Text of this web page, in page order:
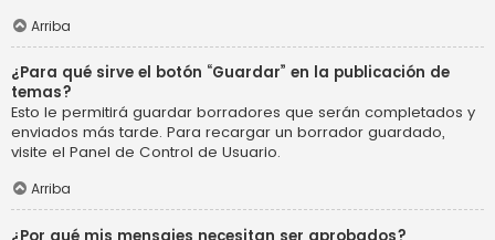
Arriba
¿Para qué sirve el botón “Guardar” en la publicación de
temas?
Esto le permitirá guardar borradores que serán completados y
enviados más tarde. Para recargar un borrador guardado,
visite el Panel de Control de Usuario.
Arriba
¿Por qué mis mensajes necesitan ser aprobados?